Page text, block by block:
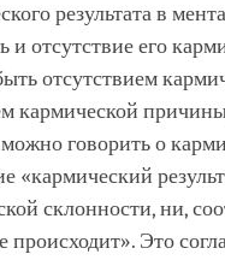
результата в
и отсутствие его
отсутствием
кармической
говорить о
«кармический
склонности, ни,
Это